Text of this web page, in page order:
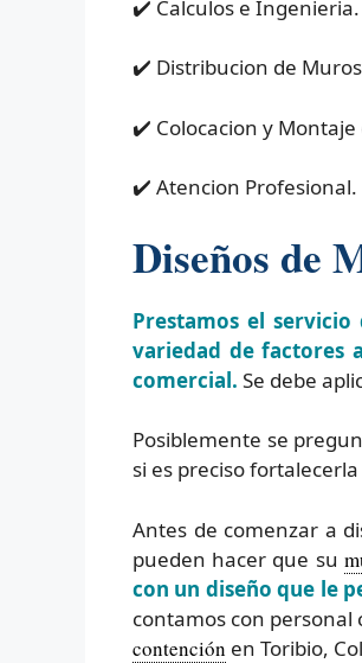
✔️ Calculos e Ingenieria.
✔️ Distribucion de
✔️ Colocacion y
✔️ Atencion Profesional.
Diseños de
Prestamos el
variedad de factores
comercial. Se debe
Posiblemente se
si es preciso
Antes de comenzar a
pueden hacer que su
con un diseño que le
contamos con personal
contención en Toribio,